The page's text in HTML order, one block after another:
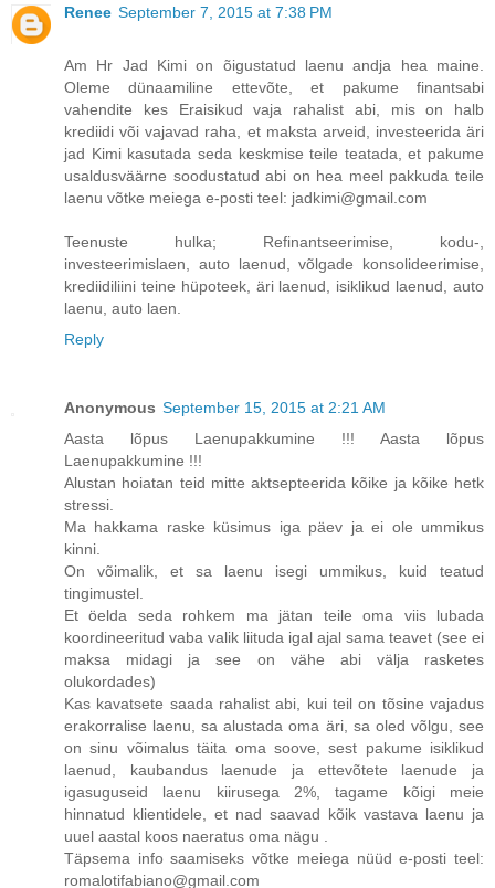
Renee September 7, 2015 at 7:38 PM
Am Hr Jad Kimi on õigustatud laenu andja hea maine.
Oleme dünaamiline ettevõte, et pakume finantsabi
vahendite kes Eraisikud vaja rahalist abi, mis on halb
krediidi või vajavad raha, et maksta arveid, investeerida äri
jad Kimi kasutada seda keskmise teile teatada, et pakume
usaldusväärne soodustatud abi on hea meel pakkuda teile
laenu võtke meiega e-posti teel: jadkimi@gmail.com
Teenuste hulka; Refinantseerimise, kodu-,
investeerimislaen, auto laenud, võlgade konsolideerimise,
krediidiliini teine ​​hüpoteek, äri laenud, isiklikud laenud, auto
laenu, auto laen.
Reply
Anonymous September 15, 2015 at 2:21 AM
Aasta lõpus Laenupakkumine !!! Aasta lõpus
Laenupakkumine !!!
Alustan hoiatan teid mitte aktsepteerida kõike ja kõike hetk
stressi.
Ma hakkama raske küsimus iga päev ja ei ole ummikus
kinni.
On võimalik, et sa laenu isegi ummikus, kuid teatud
tingimustel.
Et öelda seda rohkem ma jätan teile oma viis lubada
koordineeritud vaba valik liituda igal ajal sama teavet (see ei
maksa midagi ja see on vähe abi välja rasketes
olukordades)
Kas kavatsete saada rahalist abi, kui teil on tõsine vajadus
erakorralise laenu, sa alustada oma äri, sa oled võlgu, see
on sinu võimalus täita oma soove, sest pakume isiklikud
laenud, kaubandus laenude ja ettevõtete laenude ja
igasuguseid laenu kiirusega 2%, tagame kõigi meie
hinnatud klientidele, et nad saavad kõik vastava laenu ja
uuel aastal koos naeratus oma nägu .
Täpsema info saamiseks võtke meiega nüüd e-posti teel:
romalotifabiano@gmail.com